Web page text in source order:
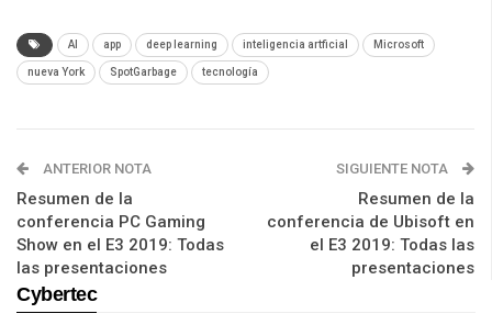
AI app deep learning inteligencia artficial Microsoft
nueva York SpotGarbage tecnología
ANTERIOR NOTA
Resumen de la
conferencia PC Gaming
Show en el E3 2019: Todas
las presentaciones
SIGUIENTE NOTA
Resumen de la
conferencia de Ubisoft en
el E3 2019: Todas las
presentaciones
Cybertec